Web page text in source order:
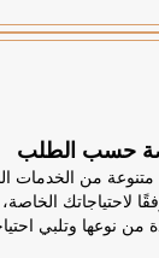
حسب الطلب
من الخدمات
لاحتياجاتك
من نوعها وتلبي